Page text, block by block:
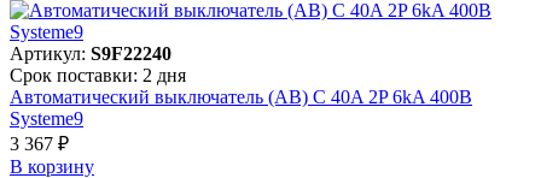
Артикул: S9F22240
Срок поставки: 2 дня
Автоматический выключатель (АВ) C 40A 2P 6kA 400В
Systeme9
3 367 ₽
В корзинy